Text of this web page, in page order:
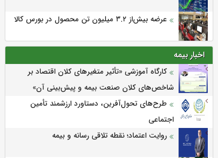
عرضه بیش‌از ۳.۲ میلیون تن محصول در بورس کالا
اخبار بیمه
كارگاه آموزشی «تأثیر متغیرهای كلان اقتصاد بر
شاخص‌های كلان صنعت بیمه و پیش‌بینی آن»
طرح‌های تحول‌آفرین، دستاورد ارزشمند تأمین
اجتماعی
روایت اعتماد؛ نقطه تلاقی رسانه و بیمه